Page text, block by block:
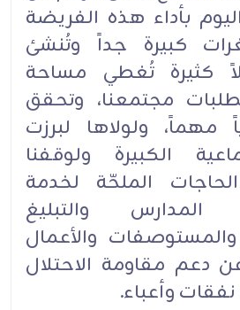
بأداء هذه الفريضة
كبيرة جداً وتُنشئ
كثيرة تُغطي مساحة
مجتمعنا، وتحقق
مهماً، ولولاها لبرزت
الكبيرة ولوقفنا
الملحّة لخدمة
والتبليغ
والأعمال
دعم مقاومة الاحتلال
وأعباء.